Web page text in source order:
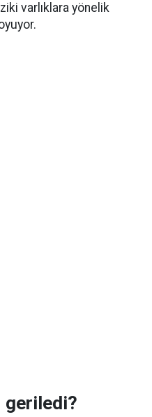
varlıklara yönelik
geriledi?